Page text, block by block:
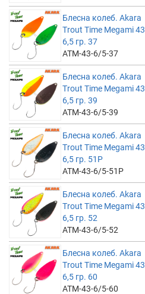
Блесна колеб. Akara
Trout Time Megami 43
6,5 гр. 37
ATM-43-6/5-37
Блесна колеб. Akara
Trout Time Megami 43
6,5 гр. 39
ATM-43-6/5-39
Блесна колеб. Akara
Trout Time Megami 43
6,5 гр. 51P
ATM-43-6/5-51P
Блесна колеб. Akara
Trout Time Megami 43
6,5 гр. 52
ATM-43-6/5-52
Блесна колеб. Akara
Trout Time Megami 43
6,5 гр. 60
ATM-43-6/5-60